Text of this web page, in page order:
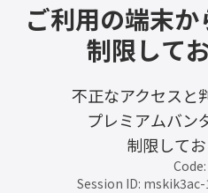
ご利用の端末
制限して
不正なアクセスと
プレミアムバン
制限してお
Session ID: